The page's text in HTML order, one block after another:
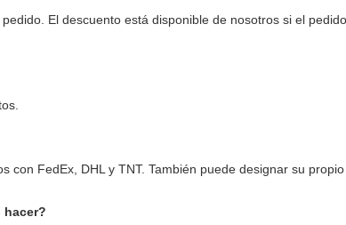
El descuento está disponible de nosotros si el
con FedEx, DHL y TNT. También puede designar su propio
hacer?